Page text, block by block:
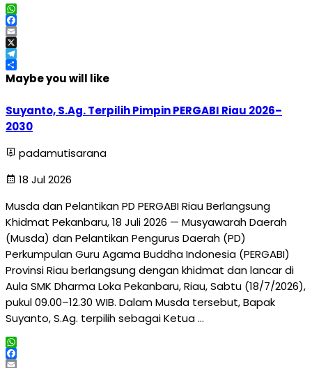
WhatsApp
Facebook
Email
X
Telegram
Share
Maybe you will like
Suyanto, S.Ag. Terpilih Pimpin PERGABI Riau 2026–
2030
padamutisarana
18 Jul 2026
Musda dan Pelantikan PD PERGABI Riau Berlangsung
Khidmat Pekanbaru, 18 Juli 2026 — Musyawarah Daerah
(Musda) dan Pelantikan Pengurus Daerah (PD)
Perkumpulan Guru Agama Buddha Indonesia (PERGABI)
Provinsi Riau berlangsung dengan khidmat dan lancar di
Aula SMK Dharma Loka Pekanbaru, Riau, Sabtu (18/7/2026),
pukul 09.00–12.30 WIB. Dalam Musda tersebut, Bapak
Suyanto, S.Ag. terpilih sebagai Ketua …
WhatsApp
Facebook